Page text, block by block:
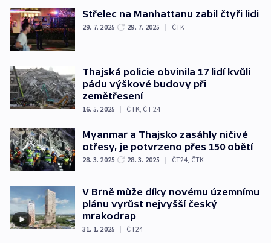
Střelec na Manhattanu zabil čtyři lidi
29. 7. 2025 29. 7. 2025 | ČTK
Thajská policie obvinila 17 lidí kvůli
pádu výškové budovy při
zemětřesení
16. 5. 2025 | ČTK ČT 24
Myanmar a Thajsko zasáhly ničivé
otřesy, je potvrzeno přes 150 obětí
28. 3. 2025 28. 3. 2025 | ČT24 ČTK
V Brně může díky novému územnímu
plánu vyrůst nejvyšší český
mrakodrap
31. 1. 2025 | ČT24